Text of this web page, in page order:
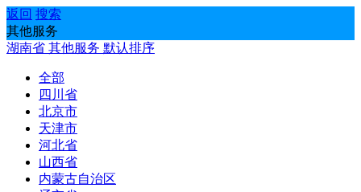
返回 搜索
其他服务
湖南省 其他服务 默认排序
全部
四川省
北京市
天津市
河北省
山西省
内蒙古自治区